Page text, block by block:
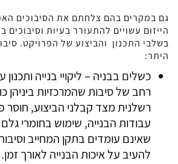
גם במקרים בהם צלחתם את הסיבוכים
הייזום עשויים להתעורר בעיות
בשלבי התכנון והביצוע של הפרויקט.
היתר:
כשלים בבניה – ליקויי בנייה ותכנון
רחב של סיבות שהמרכזיות ביניהן
רשלנית מצד קבלני הביצוע, חוסר
עבודות הבנייה, שימוש בחומרי גלם
שאינם עומדים בתקן המחייב
להעיב על איכות הבנייה לאורך זמן.